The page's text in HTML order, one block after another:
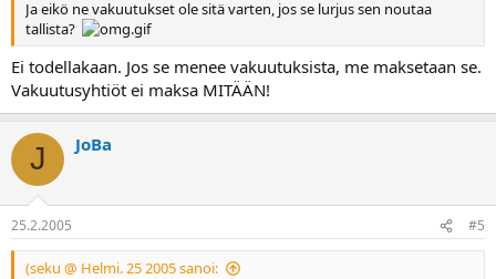
Ja eikö ne vakuutukset ole sitä varten, jos se lurjus sen noutaa
tallista?
Ei todellakaan. Jos se menee vakuutuksista, me maksetaan se.
Vakuutusyhtiöt ei maksa MITÄÄN!
J JoBa
25.2.2005 #5
(seku @ Helmi. 25 2005 sanoi: